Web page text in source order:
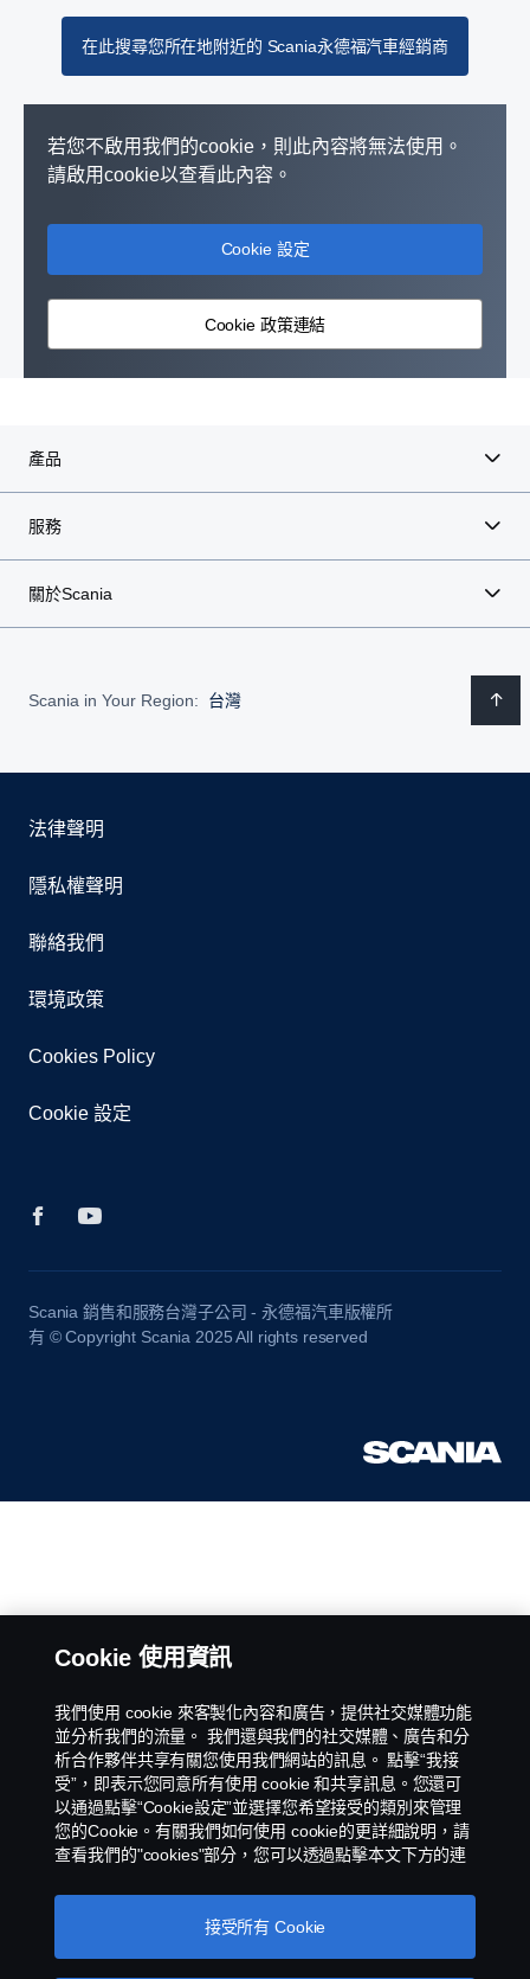
在此搜尋您所在地附近的 Scania永德福汽車經銷商
若您不啟用我們的cookie，則此內容將無法使用。
請啟用cookie以查看此內容。
Cookie 設定
Cookie 政策連結
產品
服務
關於Scania
Scania in Your Region: 台灣
法律聲明
隱私權聲明
聯絡我們
環境政策
Cookies Policy
Cookie 設定
Scania 銷售和服務台灣子公司 - 永德福汽車版權所
有 © Copyright Scania 2025 All rights reserved
Cookie 使用資訊
我們使用 cookie 來客製化內容和廣告，提供社交媒體功能
並分析我們的流量。 我們還與我們的社交媒體、廣告和分
析合作夥伴共享有關您使用我們網站的訊息。 點擊“我接
受”，即表示您同意所有使用 cookie 和共享訊息。您還可
以通過點擊“Cookie設定”並選擇您希望接受的類別來管理
您的Cookie。有關我們如何使用 cookie的更詳細說明，請
查看我們的"cookies"部分，您可以透過點擊本文下方的連
接受所有 Cookie